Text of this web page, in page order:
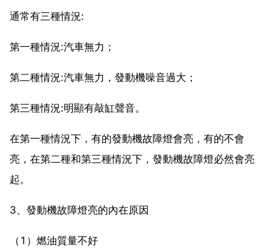
通常有三種情況:
第一種情況:汽車無力；
第二種情況:汽車無力，發動機噪音過大；
第三種情況:明顯有敲缸聲音。
在第一種情況下，有的發動機故障燈會亮，有的不會
亮，在第二種和第三種情況下，發動機故障燈必然會亮
起。
3、發動機故障燈亮的內在原因
（1）燃油質量不好